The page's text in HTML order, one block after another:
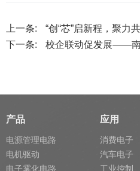
上一条:
“创“芯”启新程，聚力
下一条:
校企联动促发展——南
产品
电源管理电路
电机驱动
电子雾化电路
应用
消费电子
汽车电子
工业控制